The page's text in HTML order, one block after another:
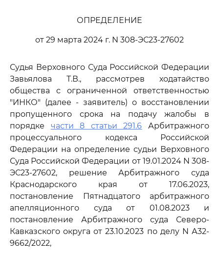
ОПРЕДЕЛЕНИЕ
от 29 марта 2024 г. N 308-ЭС23-27602
Судья Верховного Суда Российской Федерации
Завьялова Т.В., рассмотрев ходатайство
общества с ограниченной ответственностью
"ИНКО" (далее - заявитель) о восстановлении
пропущенного срока на подачу жалобы в
порядке части 8 статьи 291.6 Арбитражного
процессуального кодекса Российской
Федерации на определение судьи Верховного
Суда Российской Федерации от 19.01.2024 N 308-
ЭС23-27602, решение Арбитражного суда
Краснодарского края от 17.06.2023,
постановление Пятнадцатого арбитражного
апелляционного суда от 01.08.2023 и
постановление Арбитражного суда Северо-
Кавказского округа от 23.10.2023 по делу N А32-
9662/2022,